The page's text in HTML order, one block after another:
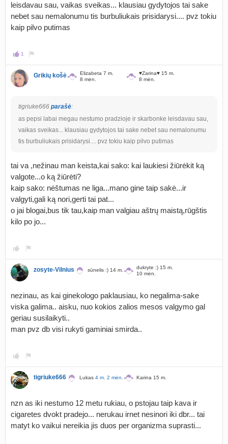
leisdavau sau, vaikas sveikas... klausiau gydytojos tai sake
nebet sau nemalonumu tis burbuliukais prisidarysi.... pvz tokiu
kaip pilvo putimas
1
Grikių košė
Elizabeta 7 m.
8 mėn.
♥Zarina♥ 15 m.
8 mėn.
tigriuke666 parašė:
as pepsi labai megau nestumo pradzioje ir skarbonke leisdavau sau,
vaikas sveikas... klausiau gydytojos tai sake nebet sau nemalonumu
tis burbuliukais prisidarysi.... pvz tokiu kaip pilvo putimas
tai va ,nežinau man keista,kai sako: kai laukiesi žiūrėkit ką
valgote...o ką žiūrėti?
kaip sako: nėštumas ne liga...mano gine taip sakė...ir
valgyti,gali ką nori,gerti tai pat...
o jai blogai,bus tik tau,kaip man valgiau aštrų maistą,rūgštis
kilo po jo...
zosyte-Vilnius sūnelis :) 14 m.
dukryte :) 15 m.
10 mėn.
nezinau, as kai ginekologo paklausiau, ko negalima-sake
viska galima.. aisku, nuo kokios zalios mesos valgymo gal
geriau susilaikyti..
man pvz db visi rukyti gaminiai smirda..
tigriuke666 Lukas 4 m. 2 mėn. Karina 15 m.
nzn as iki nestumo 12 metu rukiau, o pstojau taip kava ir
cigaretes dvokt pradejo... nerukau irnet nesinori iki dbr... tai
matyt ko vaikui nereikia jis duos per organizma suprasti...